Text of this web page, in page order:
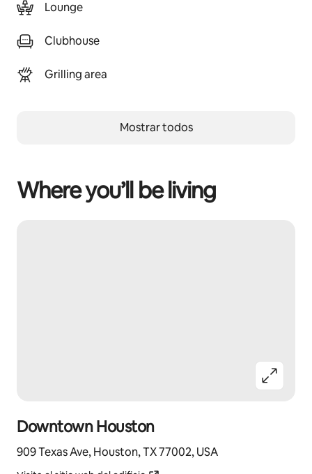
Lounge
Clubhouse
Grilling area
Mostrar todos
Where you’ll be living
Downtown Houston
909 Texas Ave, Houston, TX 77002, USA